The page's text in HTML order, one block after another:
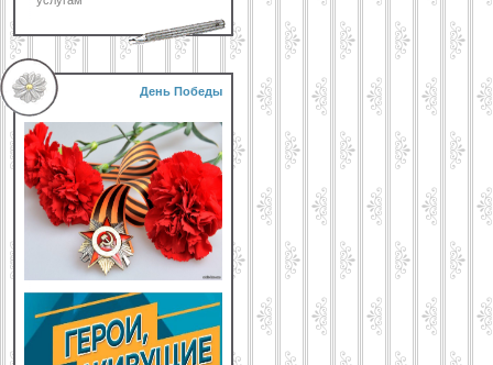
День Победы